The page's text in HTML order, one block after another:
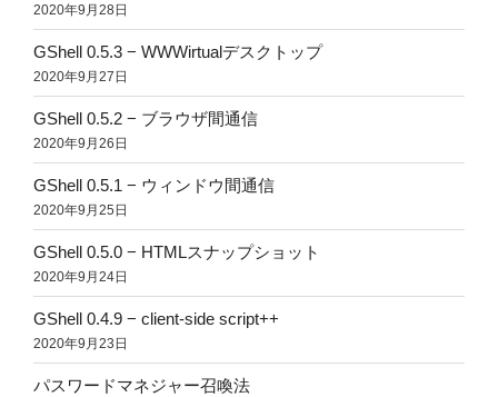
2020年9月28日
GShell 0.5.3 − WWWirtualデスクトップ
2020年9月27日
GShell 0.5.2 − ブラウザ間通信
2020年9月26日
GShell 0.5.1 − ウィンドウ間通信
2020年9月25日
GShell 0.5.0 − HTMLスナップショット
2020年9月24日
GShell 0.4.9 − client-side script++
2020年9月23日
パスワードマネジャー召喚法